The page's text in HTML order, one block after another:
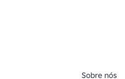
Sobre nós